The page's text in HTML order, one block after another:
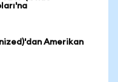
Amerikan